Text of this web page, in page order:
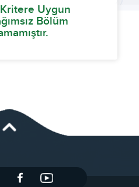
Kritere Uygun
Bölüm